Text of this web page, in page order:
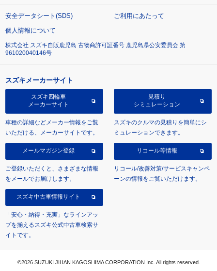
安全データシート(SDS)
ご利用にあたって
個人情報について
株式会社 スズキ自販鹿児島 古物商許可証番号 鹿児島県公安委員会 第
961020040146号
スズキメーカーサイト
スズキ四輪車
メーカーサイト
車種の詳細などメーカー情報をご覧
いただける、メーカーサイトです。
見積り
シミュレーション
スズキのクルマの見積りを簡単にシ
ミュレーションできます。
メールマガジン登録
ご登録いただくと、さまざまな情報
をメールでお届けします。
リコール等情報
リコール/改善対策/サービスキャンペ
ーンの情報をご覧いただけます。
スズキ中古車情報サイト
「安心・納得・充実」なラインアッ
プを揃えるスズキ公式中古車検索サ
イトです。
©2026 SUZUKI JIHAN KAGOSHIMA CORPORATION Inc. All rights reserved.